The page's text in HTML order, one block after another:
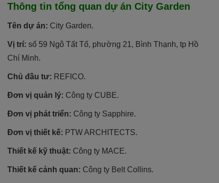
Thông tin tổng quan dự án City Garden
Tên dự án: City Garden.
Vị trí: số 59 Ngô Tất Tố, phường 21, Bình Thạnh, tp Hồ
Chí Minh.
Chủ đầu tư: REFICO.
Đơn vị quản lý: Công ty CUBE.
Đơn vị phát triển: Công ty Sapphire.
Đơn vị thiết kế: PTW ARCHITECTS.
Thiết kế kỹ thuật: Công ty MACE.
Thiết kế cảnh quan: Công ty Belt Collins.